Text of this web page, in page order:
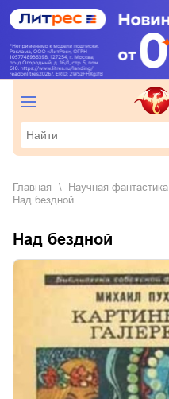
Главная научная фантастика
Над бездной
Над бездной